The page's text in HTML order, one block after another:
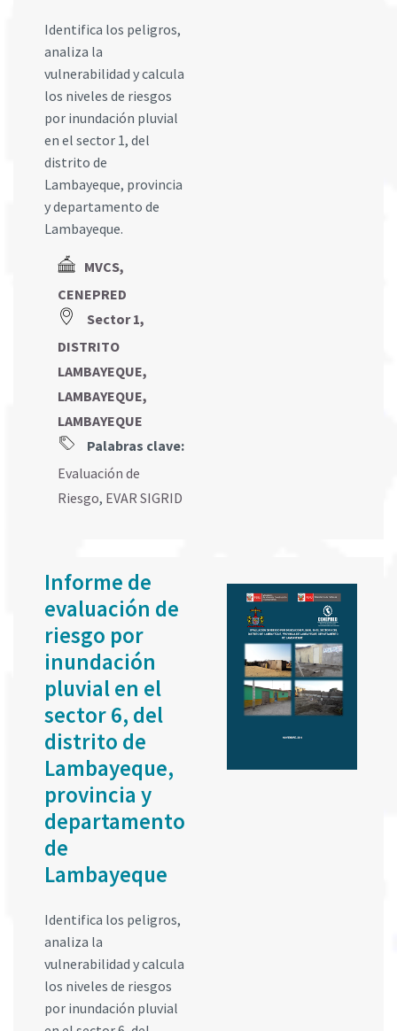
Identifica los peligros,
analiza la
vulnerabilidad y calcula
los niveles de riesgos
por inundación pluvial
en el sector 1, del
distrito de
Lambayeque, provincia
y departamento de
Lambayeque.
MVCS,
CENEPRED
Sector 1,
DISTRITO
LAMBAYEQUE,
LAMBAYEQUE,
LAMBAYEQUE
Palabras clave:
Evaluación de
Riesgo, EVAR SIGRID
Informe de
evaluación de
riesgo por
inundación
pluvial en el
sector 6, del
distrito de
Lambayeque,
provincia y
departamento
de
Lambayeque
Identifica los peligros,
analiza la
vulnerabilidad y calcula
los niveles de riesgos
por inundación pluvial